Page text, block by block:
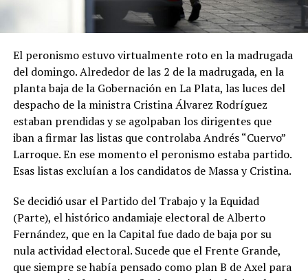
El peronismo estuvo virtualmente roto en la madrugada
del domingo. Alrededor de las 2 de la madrugada, en la
planta baja de la Gobernación en La Plata, las luces del
despacho de la ministra Cristina Álvarez Rodríguez
estaban prendidas y se agolpaban los dirigentes que
iban a firmar las listas que controlaba Andrés “Cuervo”
Larroque. En ese momento el peronismo estaba partido.
Esas listas excluían a los candidatos de Massa y Cristina.
Se decidió usar el Partido del Trabajo y la Equidad
(Parte), el histórico andamiaje electoral de Alberto
Fernández, que en la Capital fue dado de baja por su
nula actividad electoral. Sucede que el Frente Grande,
que siempre se había pensado como plan B de Axel para